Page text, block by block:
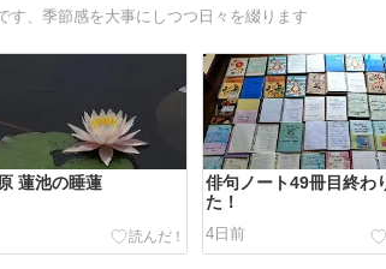
す、季節感を大事にしつつ日々を綴ります
蓮池の睡蓮
俳句ノート49冊目終わ
た！
4日前